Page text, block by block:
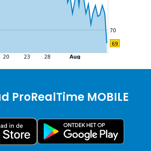
ProRealTime MOBILE